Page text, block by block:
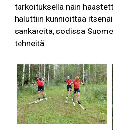
tarkoituksella näin
haluttiin kunnioittaa
sankareita, sodissa
tehneitä.